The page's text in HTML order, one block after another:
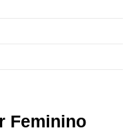
Feminino